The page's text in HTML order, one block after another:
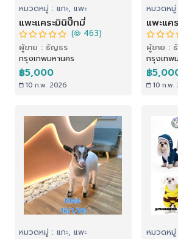
หมวดหมู่ : แกะ, แพะ
แพะแคระมินิปิ๊กมี่
( 463)
ผู้ขาย : ธัญธร
กรุงเทพมหานคร
฿5,000
10 ก.พ. 2026
หมวดหมู่
แพะแค
ผู้ขาย :
กรุงเทพ
฿
10 ก.พ.
หมวดหมู่ : แกะ, แพะ หมวดห